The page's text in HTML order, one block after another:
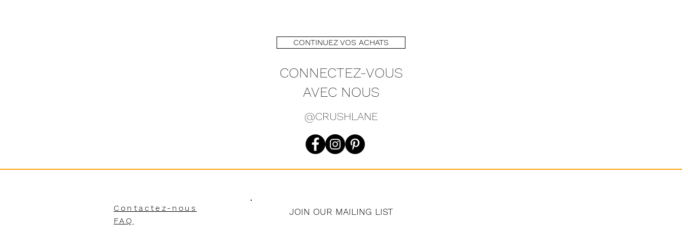
CONTINUEZ VOS ACHATS
CONNECTEZ-VOUS
AVEC NOUS
@CRUSHLANE
Contactez-nous
FAQ
JOIN OUR MAILING LIST